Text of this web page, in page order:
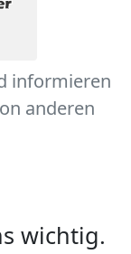
informieren
anderen
wichtig.